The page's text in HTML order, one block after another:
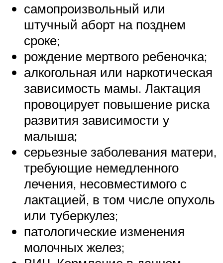
самопроизвольный или
штучный аборт на позднем
сроке;
рождение мертвого ребеночка;
алкогольная или наркотическая
зависимость мамы. Лактация
провоцирует повышение риска
развития зависимости у
малыша;
серьезные заболевания матери,
требующие немедленного
лечения, несовместимого с
лактацией, в том числе опухоль
или туберкулез;
патологические изменения
молочных желез;